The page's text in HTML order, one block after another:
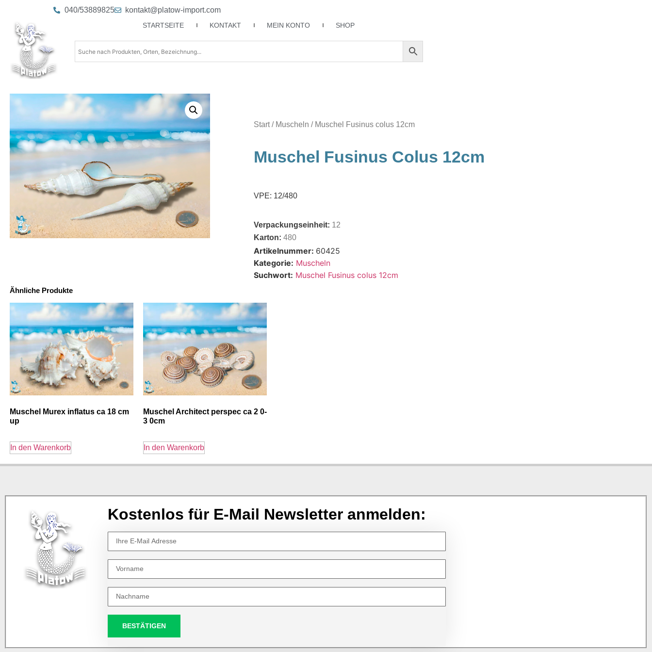
040/53889825 kontakt@platow-import.com
STARTSEITE KONTAKT MEIN KONTO SHOP
Start/ Muscheln / Muschel Fusinus colus 12cm
Muschel Fusinus Colus 12cm
VPE: 12/480
Verpackungseinheit: 12
Karton:480
Artikelnummer: 60425
Kategorie: Muscheln
Suchwort: Muschel Fusinus colus 12cm
Ähnliche Produkte
Muschel Murex inflatus ca 18 cm
up
In den Warenkorb
Muschel Architect perspec ca 2 0-
3 0cm
In den Warenkorb
Kostenlos für E-Mail Newsletter anmelden:
BESTÄTIGEN